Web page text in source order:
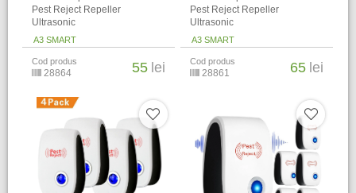
Pest Reject Repeller
Ultrasonic
A3 SMART
Cod produs
28864 55 lei
Pest Reject Repeller
Ultrasonic
A3 SMART
Cod produs
28861 65 lei